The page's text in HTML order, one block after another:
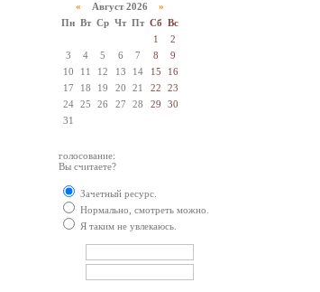
« Август 2026 »
Пн Вт Ср Чт Пт Сб Вс
1
2
3
4 5 6 7 8
9
10
11 12 13 14 15
16
17
18 19 20 21 22
23
24
25 26 27 28 29
30
31
голосование:
Вы считаете?
Зачетный ресурс.
Нормально, смотреть можно.
Я таким не увлекаюсь.